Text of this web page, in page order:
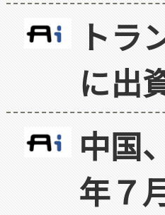
トラ
に出
中国
年７